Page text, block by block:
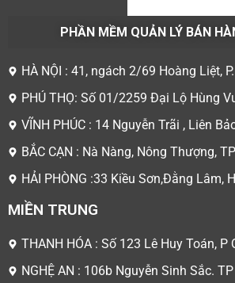
PHẦN MỀM QUẢN LÝ BÁN
HÀ NỘI : 41, ngách 2/69 Hoàng Liệt,
PHÚ THỌ: Số 01/2259 Đại Lộ Hùng
VĨNH PHÚC : 14 Nguyễn Trãi , Liên
BẮC CẠN : Nà Nàng, Nông Thượng,
HẢI PHÒNG :33 Kiều Sơn,Đằng Lâm,
MIỀN TRUNG
THANH HÓA : Số 123 Lê Huy Toán, P
NGHỆ AN : 106b Nguyễn Sinh Sắc.